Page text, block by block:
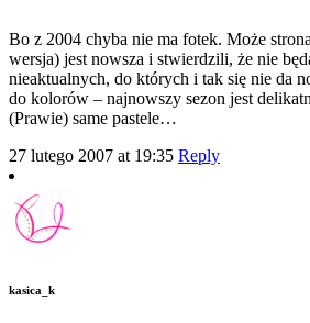
Bo z 2004 chyba nie ma fotek. Może
wersja) jest nowsza i stwierdzili, że nie
nieaktualnych, do których i tak się nie da
do kolorów – najnowszy sezon jest
(Prawie) same pastele…
27 lutego 2007 at 19:35 Reply
kasica_k